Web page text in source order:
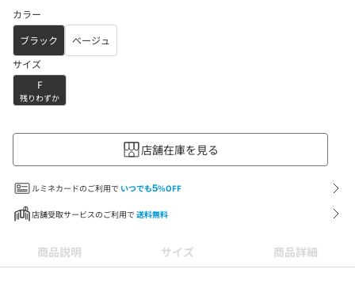
カラー
ブラック
ベージュ
サイズ
F
残りわずか
店舗在庫を見る
ルミネカードのご利用で いつでも5%OFF
店舗受取サービスのご利用で 送料無料
商品説明 サイズ 商品詳細